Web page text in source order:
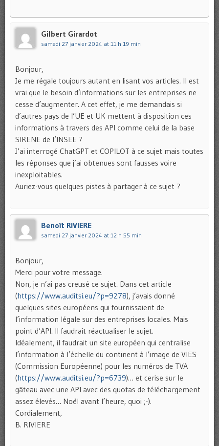
Gilbert Girardot
samedi 27 janvier 2024 at 11 h 19 min
Bonjour,
Je me régale toujours autant en lisant vos articles. Il est
vrai que le besoin d’informations sur les entreprises ne
cesse d’augmenter. A cet effet, je me demandais si
d’autres pays de l’UE et UK mettent à disposition ces
informations à travers des API comme celui de la base
SIRENE de l’INSEE ?
J’ai interrogé ChatGPT et COPILOT à ce sujet mais toutes
les réponses que j’ai obtenues sont fausses voire
inexploitables.
Auriez-vous quelques pistes à partager à ce sujet ?
Benoît RIVIERE
samedi 27 janvier 2024 at 12 h 55 min
Bonjour,
Merci pour votre message.
Non, je n’ai pas creusé ce sujet. Dans cet article
(https://www.auditsi.eu/?p=9278), j’avais donné
quelques sites européens qui fournissaient de
l’information légale sur des entreprises locales. Mais
point d’API. Il faudrait réactualiser le sujet.
Idéalement, il faudrait un site européen qui centralise
l’information à l’échelle du continent à l’image de VIES
(Commission Européenne) pour les numéros de TVA
(https://www.auditsi.eu/?p=6739)… et cerise sur le
gâteau avec une API avec des quotas de téléchargement
assez élevés… Noël avant l’heure, quoi ;-).
Cordialement,
B. RIVIERE